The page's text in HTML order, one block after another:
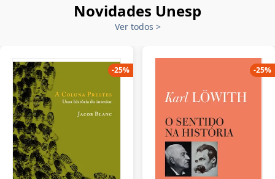
Novidades Unesp
Ver todos >
-25% -25%